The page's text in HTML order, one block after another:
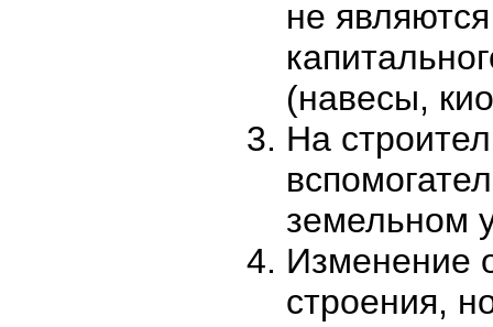
не
(навесы,
На
земельном
Изменение
строения,